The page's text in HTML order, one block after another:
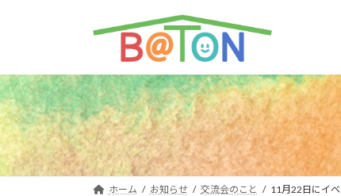
ツ
へ
ス
キ
ッ
プ
シ
ョ
ン
に
移
動
ホーム お知らせ 交流会のこと 11月22日にイ